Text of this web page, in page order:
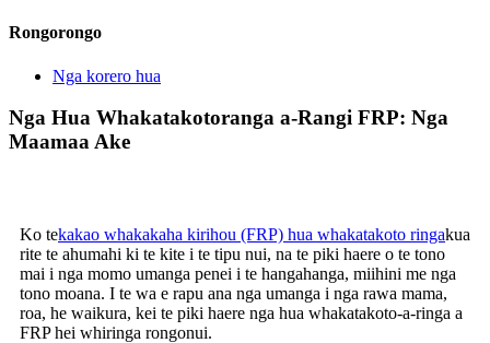
Rongorongo
Nga korero hua
Nga Hua Whakatakotoranga a-Rangi FRP: Nga
Maamaa Ake
Ko tekakao whakakaha kirihou (FRP) hua whakatakoto ringakua
rite te ahumahi ki te kite i te tipu nui, na te piki haere o te tono
mai i nga momo umanga penei i te hangahanga, miihini me nga
tono moana. I te wa e rapu ana nga umanga i nga rawa mama,
roa, he waikura, kei te piki haere nga hua whakatakoto-a-ringa a
FRP hei whiringa rongonui.